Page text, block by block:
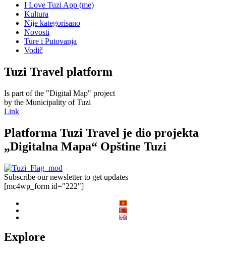
I Love Tuzi App (me)
Kultura
Nije kategorisano
Novosti
Ture i Putovanja
Vodič
Tuzi Travel platform
Is part of the "Digital Map" project
by the Municipality of Tuzi
Link
Platforma Tuzi Travel je dio projekta
„Digitalna Mapa“ Opštine Tuzi
Subscribe our newsletter to get updates
[mc4wp_form id="222"]
Explore